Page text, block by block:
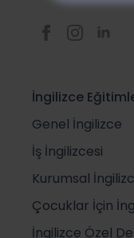
İngilizce
Genel İngilizce
İş İngilizcesi
Kurumsal
Çocuklar İçin
İngilizce Özel